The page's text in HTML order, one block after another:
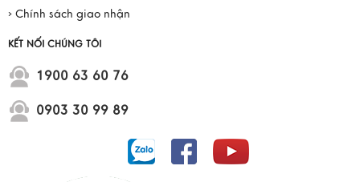
› Chính sách giao nhận
KẾT NỐI CHÚNG TÔI
1900 63 60 76
0903 30 99 89